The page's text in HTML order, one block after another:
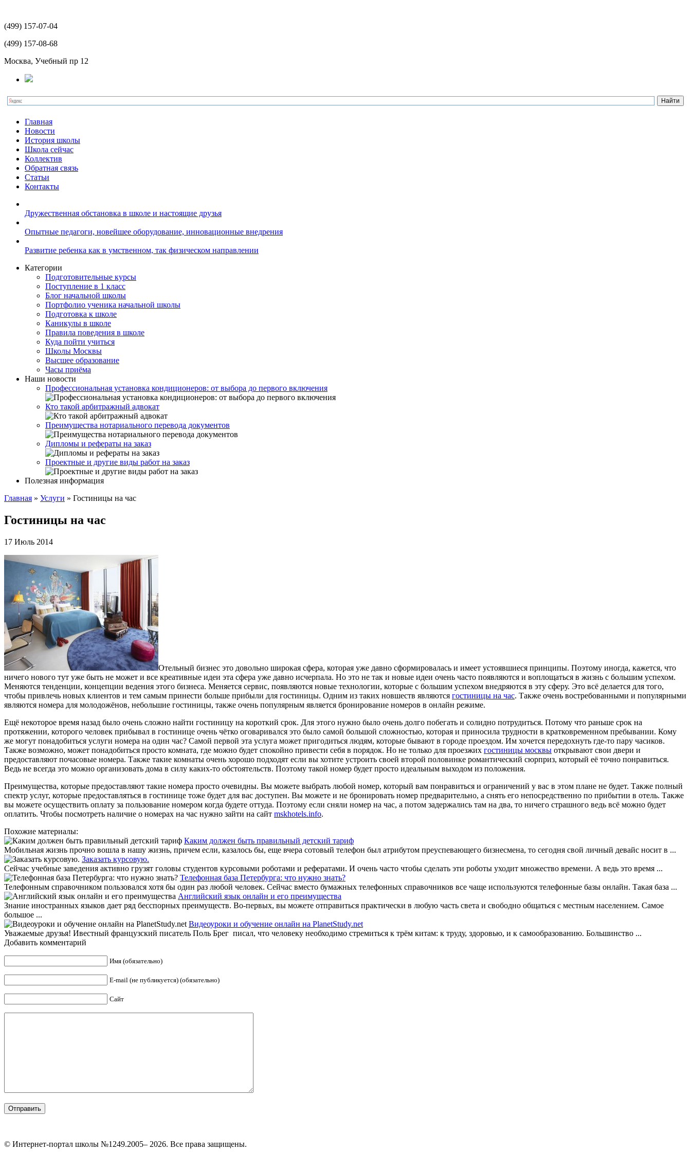
(499) 157-07-04
(499) 157-08-68
Москва, Учебный пр 12
Главная
Новости
История школы
Школа сейчас
Коллектив
Обратная связь
Статьи
Контакты
Дружественная обстановка в школе и настоящие друзья
Опытные педагоги, новейшее оборудование, инновационные внедрения
Развитие ребенка как в умственном, так физическом направлении
Категории
Подготовительные курсы
Поступление в 1 класс
Блог начальной школы
Портфолио ученика начальной школы
Подготовка к школе
Каникулы в школе
Правила поведения в школе
Куда пойти учиться
Школы Москвы
Высшее образование
Часы приёма
Наши новости
Профессиональная установка кондиционеров: от выбора до первого включения
Кто такой арбитражный адвокат
Преимущества нотариального перевода документов
Дипломы и рефераты на заказ
Проектные и другие виды работ на заказ
Полезная информация
Главная » Услуги » Гостиницы на час
Гостиницы на час
17 Июль 2014
Отельный бизнес это довольно широкая сфера, которая уже давно сформировалась и имеет устоявшиеся принципы. Поэтому иногда, кажется, что
ничего нового тут уже быть не может и все креативные идеи эта сфера уже давно исчерпала. Но это не так и новые идеи очень часто появляются и воплощаться в жизнь с большим успехом.
Меняются тенденции, концепции ведения этого бизнеса. Меняется сервис, появляются новые технологии, которые с большим успехом внедряются в эту сферу. Это всё делается для того,
чтобы привлечь новых клиентов и тем самым принести больше прибыли для гостиницы. Одним из таких новшеств являются гостиницы на час. Также очень востребованными и популярными
являются номера для молодожёнов, небольшие гостиницы, также очень популярным является бронирование номеров в онлайн режиме.
Ещё некоторое время назад было очень сложно найти гостиницу на короткий срок. Для этого нужно было очень долго побегать и солидно потрудиться. Потому что раньше срок на
протяжении, которого человек прибывал в гостинице очень чётко оговаривался это было самой большой сложностью, которая и приносила трудности в кратковременном пребывании. Кому
же могут понадобиться услуги номера на один час? Самой первой эта услуга может пригодиться людям, которые бывают в городе проездом. Им хочется передохнуть где-то пару часиков.
Также возможно, может понадобиться просто комната, где можно будет спокойно привести себя в порядок. Но не только для проезжих гостиницы москвы открывают свои двери и
предоставляют почасовые номера. Также такие комнаты очень хорошо подходят если вы хотите устроить своей второй половинке романтический сюрприз, который её точно понравиться.
Ведь не всегда это можно организовать дома в силу каких-то обстоятельств. Поэтому такой номер будет просто идеальным выходом из положения.
Преимущества, которые предоставляют такие номера просто очевидны. Вы можете выбрать любой номер, который вам понравиться и ограничений у вас в этом плане не будет. Также полный
спектр услуг, которые предоставляться в гостинице тоже будет для вас доступен. Вы можете и не бронировать номер предварительно, а снять его непосредственно по прибытии в отель. Также
вы можете осуществить оплату за пользование номером когда будете оттуда. Поэтому если сняли номер на час, а потом задержались там на два, то ничего страшного ведь всё можно будет
оплатить. Чтобы посмотреть наличие о номерах на час нужно зайти на сайт mskhotels.info.
Похожие материалы:
Каким должен быть правильный детский тариф
Мобильная жизнь прочно вошла в нашу жизнь, причем если, казалось бы, еще вчера сотовый телефон был атрибутом преуспевающего бизнесмена, то сегодня свой личный девайс носит в ...
Заказать курсовую.
Сейчас учебные заведения активно грузят головы студентов курсовыми роботами и рефератами. И очень часто чтобы сделать эти роботы уходит множество времени. А ведь это время ...
Телефонная база Петербурга: что нужно знать?
Телефонным справочником пользовался хотя бы один раз любой человек. Сейчас вместо бумажных телефонных справочников все чаще используются телефонные базы онлайн. Такая база ...
Английский язык онлайн и его преимущества
Знание иностранных языков дает ряд бесспорных преимуществ. Во-первых, вы можете отправиться практически в любую часть света и свободно общаться с местным населением. Самое
большое ...
Видеоуроки и обучение онлайн на PlanetStudy.net
Уважаемые друзья! Ивестный французский писатель Поль Брег писал, что человеку необходимо стремиться к трём китам: к труду, здоровью, и к самообразованию. Большинство ...
Добавить комментарий
Имя (обязательно)
E-mail (не публикуется) (обязательно)
Сайт
© Интернет-портал школы №1249.2005– 2026. Все права защищены.